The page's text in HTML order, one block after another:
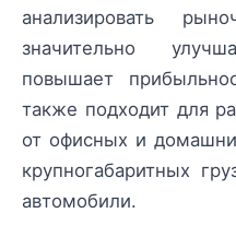
анализировать
значительно
повышает
также подходит для
от офисных и
крупногабаритных
автомобили.